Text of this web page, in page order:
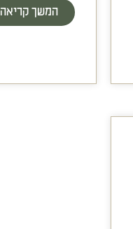
המשך קריאה